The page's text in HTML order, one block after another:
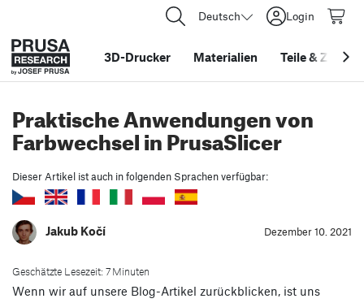
Deutsch Login
3D-Drucker Materialien Teile&
Praktische Anwendungen von
Farbwechsel in PrusaSlicer
Dieser Artikel ist auch in folgenden Sprachen verfügbar:
Jakub Kočí Dezember 10. 2021
Geschätzte Lesezeit: 7 Minuten
Wenn wir auf unsere Blog-Artikel zurückblicken, ist uns